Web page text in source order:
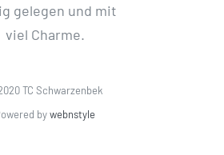
gelegen und mit
viel Charme.
TC Schwarzenbek
bywebnstyle